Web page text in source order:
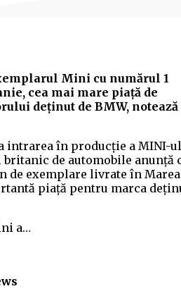
Mini cu numărul 1
cea mai mare piață de
deținut de BMW, notează
intrarea în producție a MINI-
de automobile anunță
de exemplare livrate în Marea
piață pentru marca
a…